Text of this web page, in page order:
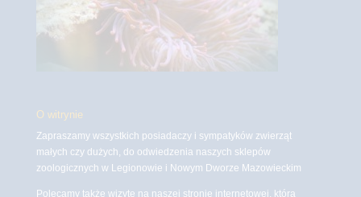
O witrynie
Zapraszamy wszystkich posiadaczy i sympatyków zwierząt
małych czy dużych, do odwiedzenia naszych sklepów
zoologicznych w Legionowie i Nowym Dworze Mazowieckim
Polecamy także wizytę na naszej stronie internetowej, która